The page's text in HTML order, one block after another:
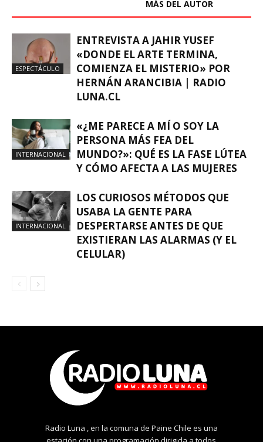
MÁS DEL AUTOR
ESPECTÁCULO
ENTREVISTA A JAHIR YUSEF
«DONDE EL ARTE TERMINA,
COMIENZA EL MISTERIO» POR
HERNÁN ARANCIBIA | RADIO
LUNA.CL
INTERNACIONAL
«¿ME PARECE A MÍ O SOY LA
PERSONA MÁS FEA DEL
MUNDO?»: QUÉ ES LA FASE LÚTEA
Y CÓMO AFECTA A LAS MUJERES
INTERNACIONAL
LOS CURIOSOS MÉTODOS QUE
USABA LA GENTE PARA
DESPERTARSE ANTES DE QUE
EXISTIERAN LAS ALARMAS (Y EL
CELULAR)
Radio Luna , en la comuna de Paine Chile es una